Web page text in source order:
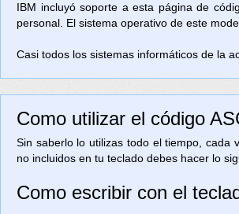
IBM incluyó soporte a esta página de
personal. El sistema operativo de este
Casi todos los sistemas informáticos de la
Como utilizar el código
Sin saberlo lo utilizas todo el tiempo, cada
no incluidos en tu teclado debes hacer lo
Como escribir con el